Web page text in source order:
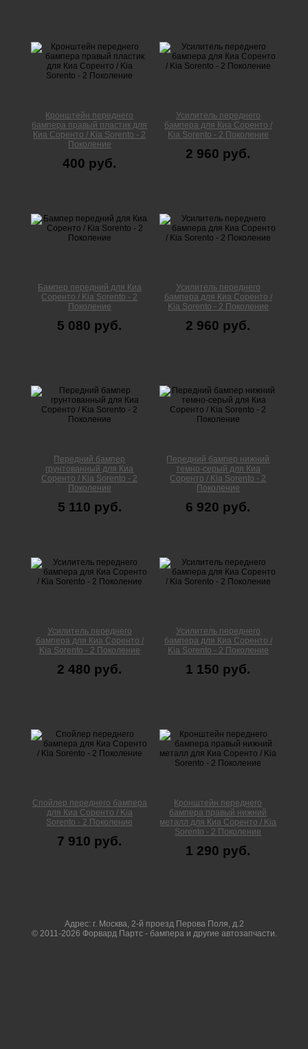
Кронштейн переднего
бампера правый пластик для
Киа Соренто / Kia Sorento - 2
Поколение
400 руб.
Усилитель переднего
бампера для Киа Соренто /
Kia Sorento - 2 Поколение
2 960 руб.
Бампер передний для Киа
Соренто / Kia Sorento - 2
Поколение
5 080 руб.
Усилитель переднего
бампера для Киа Соренто /
Kia Sorento - 2 Поколение
2 960 руб.
Передний бампер
грунтованный для Киа
Соренто / Kia Sorento - 2
Поколение
5 110 руб.
Передний бампер нижний
темно-серый для Киа
Соренто / Kia Sorento - 2
Поколение
6 920 руб.
Усилитель переднего
бампера для Киа Соренто /
Kia Sorento - 2 Поколение
2 480 руб.
Усилитель переднего
бампера для Киа Соренто /
Kia Sorento - 2 Поколение
1 150 руб.
Спойлер переднего бампера
для Киа Соренто / Kia
Sorento - 2 Поколение
7 910 руб.
Кронштейн переднего
бампера правый нижний
металл для Киа Соренто / Kia
Sorento - 2 Поколение
1 290 руб.
Адрес: г. Москва, 2-й проезд Перова Поля, д.2
© 2011-2026 Форвард Партс - бампера и другие автозапчасти.